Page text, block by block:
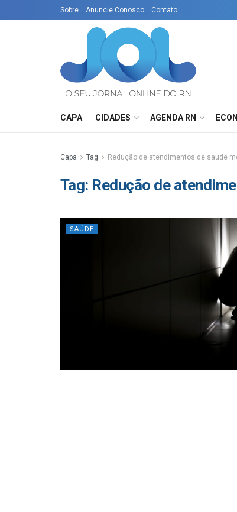
Sobre Anuncie Conosco Contato
CAPA CIDADES AGENDA RN
Capa Tag Redução de atendimentos de saúde
Tag: Redução de
SAÚDE